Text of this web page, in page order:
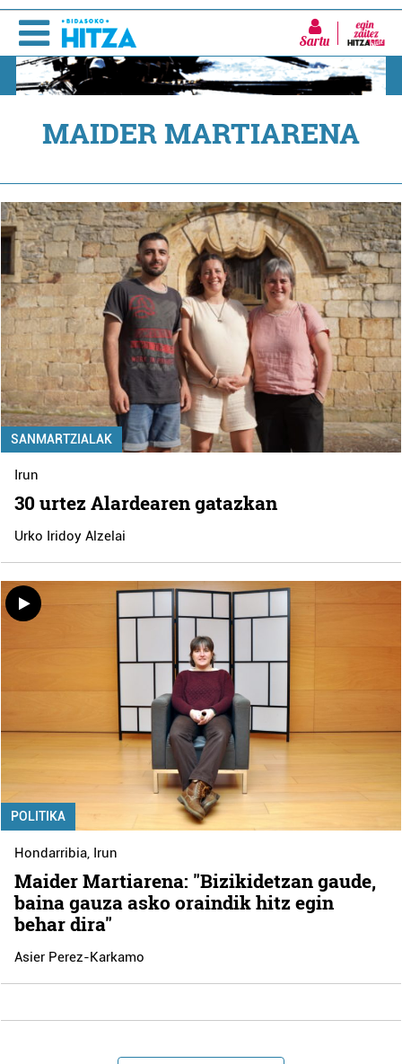
Sartu
MAIDER MARTIARENA
SANMARTZIALAK
Irun
30 urtez Alardearen gatazkan
Urko Iridoy Alzelai
POLITIKA
Hondarribia, Irun
Maider Martiarena: "Bizikidetzan gaude,
baina gauza asko oraindik hitz egin
behar dira"
Asier Perez-Karkamo